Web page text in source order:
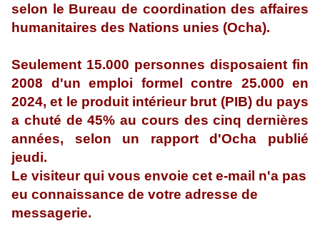
selon le Bureau de coordination des affaires
humanitaires des Nations unies (Ocha).
Seulement 15.000 personnes disposaient fin
2008 d'un emploi formel contre 25.000 en
2024, et le produit intérieur brut (PIB) du pays
a chuté de 45% au cours des cinq dernières
années, selon un rapport d'Ocha publié
jeudi.
Le visiteur qui vous envoie cet e-mail n'a pas
eu connaissance de votre adresse de
messagerie.